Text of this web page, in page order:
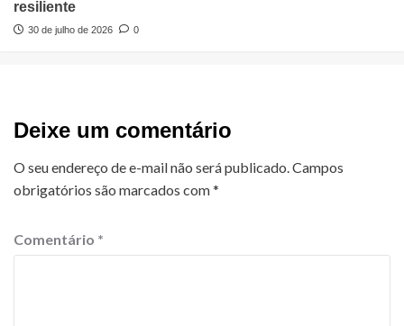
resiliente
30 de julho de 2026 0
Deixe um comentário
O seu endereço de e-mail não será publicado.Campos
obrigatórios são marcados com*
Comentário *